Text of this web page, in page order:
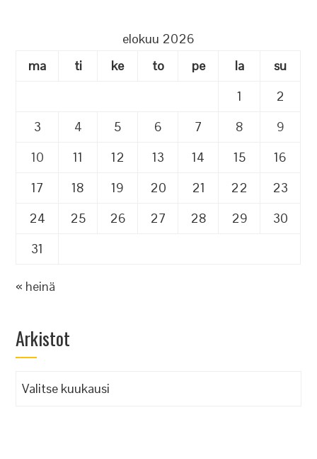
elokuu 2026
ma
ti ke to pe la
su
1
2
3
4 5 6 7 8
9
10
11 12 13 14 15
16
17
18 19 20 21 22
23
24
25 26 27 28 29
30
31
« heinä
Arkistot
Arkistot